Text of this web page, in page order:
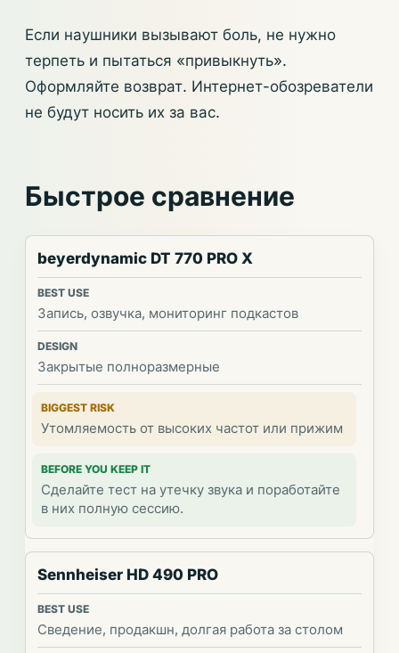
Если наушники вызывают боль, не нужно
терпеть и пытаться «привыкнуть».
Оформляйте возврат. Интернет-обозреватели
не будут носить их за вас.
Быстрое сравнение
beyerdynamic DT 770 PRO X
Запись, озвучка, мониторинг подкастов
Закрытые полноразмерные
Утомляемость от высоких частот или прижим
Сделайте тест на утечку звука и поработайте
в них полную сессию.
Sennheiser HD 490 PRO
Сведение, продакшн, долгая работа за столом